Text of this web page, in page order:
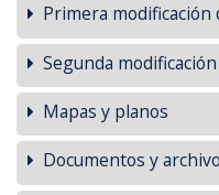
Primera modificación
Segunda
Mapas y planos
Documentos y